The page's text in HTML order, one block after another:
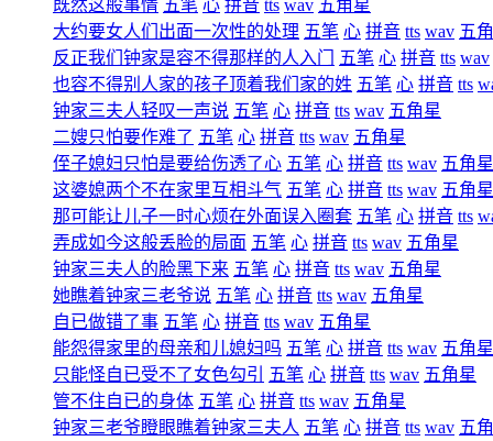
既然这般事情 五笔 心 拼音 tts wav 五角星
大约要女人们出面一次性的处理 五笔 心 拼音 tts wav 五
反正我们钟家是容不得那样的人入门
五笔 心 拼音 tts wav
也容不得别人家的孩子顶着我们家的姓 五笔 心 拼音 tts
钟家三夫人轻叹一声说 五笔 心 拼音 tts wav 五角星
二嫂只怕要作难了 五笔 心 拼音 tts wav 五角星
侄子媳妇只怕是要给伤透了心 五笔 心 拼音 tts wav 五角星
这婆媳两个不在家里互相斗气 五笔 心 拼音 tts wav 五角星
那可能让儿子一时心烦在外面误入圈套 五笔 心 拼音 tts
弄成如今这般丢脸的局面 五笔 心 拼音 tts wav 五角星
钟家三夫人的脸黑下来 五笔 心 拼音 tts wav 五角星
她瞧着钟家三老爷说 五笔 心 拼音 tts wav 五角星
自已做错了事 五笔 心 拼音 tts wav 五角星
能怨得家里的母亲和儿媳妇吗 五笔 心 拼音 tts wav 五角星
只能怪自已受不了女色勾引
五笔 心 拼音 tts wav 五角星
管不住自已的身体 五笔 心 拼音 tts wav 五角星
钟家三老爷瞪眼瞧着钟家三夫人 五笔 心 拼音 tts wav 五